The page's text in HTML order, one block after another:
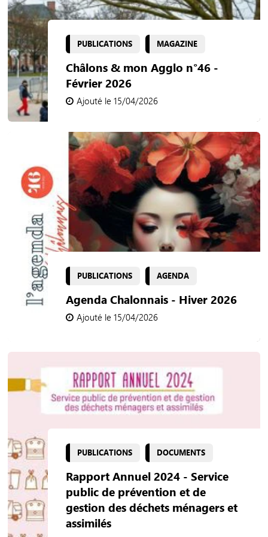
PUBLICATIONS MAGAZINE
Châlons & mon Agglo n°46 -
Février 2026
Ajouté le 15/04/2026
PUBLICATIONS AGENDA
Agenda Chalonnais - Hiver 2026
Ajouté le 15/04/2026
PUBLICATIONS DOCUMENTS
Rapport Annuel 2024 - Service
public de prévention et de
gestion des déchets ménagers et
assimilés